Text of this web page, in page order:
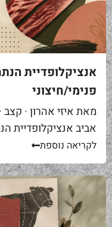
פנימי/חיצוני
מאת איזי אהרון ·
באים אליי בקצביה
לקריאה נוספת